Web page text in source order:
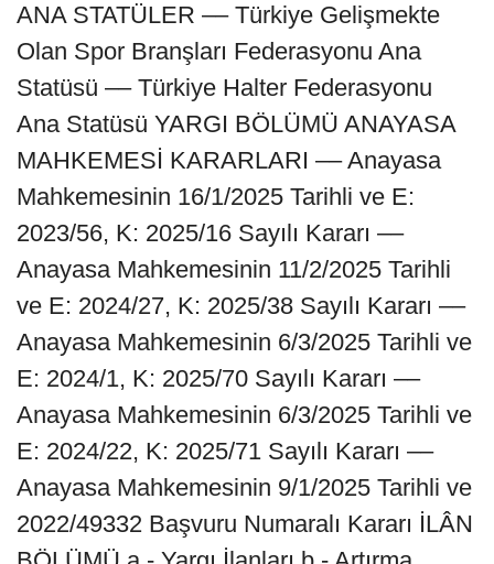
ANA STATÜLER –– Türkiye Gelişmekte
Olan Spor Branşları Federasyonu Ana
Statüsü –– Türkiye Halter Federasyonu
Ana Statüsü YARGI BÖLÜMÜ ANAYASA
MAHKEMESİ KARARLARI –– Anayasa
Mahkemesinin 16/1/2025 Tarihli ve E:
2023/56, K: 2025/16 Sayılı Kararı ––
Anayasa Mahkemesinin 11/2/2025 Tarihli
ve E: 2024/27, K: 2025/38 Sayılı Kararı ––
Anayasa Mahkemesinin 6/3/2025 Tarihli ve
E: 2024/1, K: 2025/70 Sayılı Kararı ––
Anayasa Mahkemesinin 6/3/2025 Tarihli ve
E: 2024/22, K: 2025/71 Sayılı Kararı ––
Anayasa Mahkemesinin 9/1/2025 Tarihli ve
2022/49332 Başvuru Numaralı Kararı İLÂN